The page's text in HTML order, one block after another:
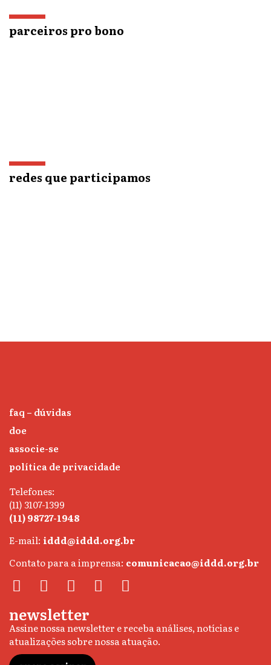
parceiros pro bono
redes que participamos
faq – dúvidas
doe
associe-se
política de privacidade
Telefones:
(11) 3107-1399
(11) 98727-1948
E-mail: iddd@iddd.org.br
Contato para a imprensa: comunicacao@iddd.org.br
newsletter
Assine nossa newsletter e receba análises, notícias e
atualizações sobre nossa atuação.